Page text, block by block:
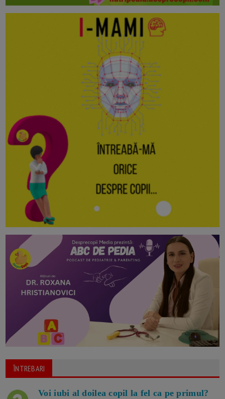
ÎNTREBARI
Voi iubi al doilea copil la fel ca pe primul?